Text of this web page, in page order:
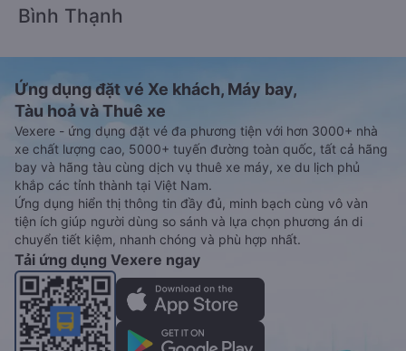
Bình Thạnh
Ứng dụng đặt vé Xe khách, Máy bay,
Tàu hoả và Thuê xe
Vexere - ứng dụng đặt vé đa phương tiện với hơn 3000+ nhà
xe chất lượng cao, 5000+ tuyến đường toàn quốc, tất cả hãng
bay và hãng tàu cùng dịch vụ thuê xe máy, xe du lịch phủ
khắp các tỉnh thành tại Việt Nam.
Ứng dụng hiển thị thông tin đầy đủ, minh bạch cùng vô vàn
tiện ích giúp người dùng so sánh và lựa chọn phương án di
chuyển tiết kiệm, nhanh chóng và phù hợp nhất.
Tải ứng dụng Vexere ngay